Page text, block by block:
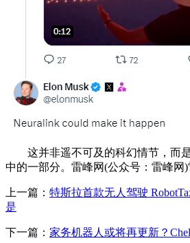
这并非遥不可及的科幻情节，而
中的一部分。雷峰网(公众号：雷峰网)
上一篇： 特斯拉首款无人驾驶
是
下一篇： 家务机器人或将再更新？